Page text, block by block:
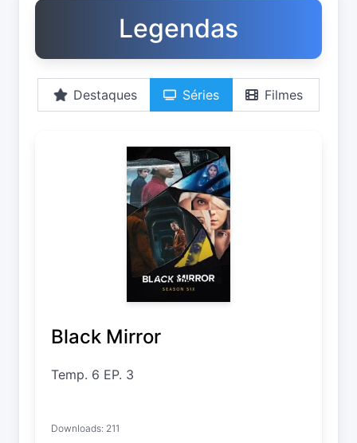
Legendas
Destaques Séries Filmes
Black Mirror
Temp. 6 EP. 3
Downloads: 211